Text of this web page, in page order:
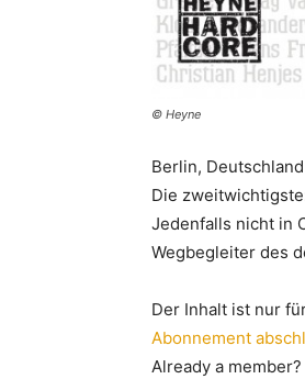
© Heyne
Berlin,
Die
Jedenfalls nicht in
Wegbegleiter des
Der Inhalt ist nur
Abonnement
Already a member?